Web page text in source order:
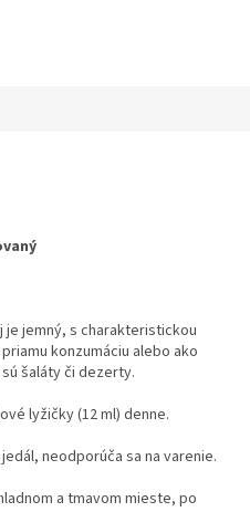
je jemný, s charakteristickou
konzumáciu alebo ako
šaláty či dezerty.
lyžičky (12 ml) denne.
neodporúča sa na varenie.
a tmavom mieste, po